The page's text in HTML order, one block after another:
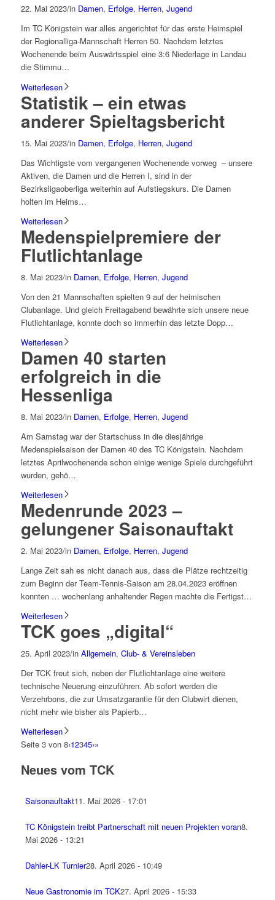
22. Mai 2023/in Damen, Erfolge, Herren, Jugend
Im TC Königstein war alles angerichtet für das erste Heimspiel
der Regionalliga-Mannschaft Herren 50. Nachdem letztes
Wochenende beim Auswärtsspiel eine 3:6 Niederlage in Landau
die Stimmu…
Weiterlesen
Statistik – ein etwas
anderer Spieltagsbericht
15. Mai 2023/in Damen, Erfolge, Herren, Jugend
Das Wichtigste vom vergangenen Wochenende vorweg – unsere
Aktiven, die Damen und die Herren I, sind in der
Bezirksligaoberliga weiterhin auf Aufstiegskurs. Die Damen
holten im Heims…
Weiterlesen
Medenspielpremiere der
Flutlichtanlage
8. Mai 2023/in Damen, Erfolge, Herren, Jugend
Von den 21 Mannschaften spielten 9 auf der heimischen
Clubanlage. Und gleich Freitagabend bewährte sich unsere neue
Flutlichtanlage, konnte doch so immerhin das letzte Dopp…
Weiterlesen
Damen 40 starten
erfolgreich in die
Hessenliga
8. Mai 2023/in Damen, Erfolge, Herren, Jugend
Am Samstag war der Startschuss in die diesjährige
Medenspielsaison der Damen 40 des TC Königstein. Nachdem
letztes Aprilwochenende schon einige wenige Spiele durchgeführt
wurden, gehö…
Weiterlesen
Medenrunde 2023 –
gelungener Saisonauftakt
2. Mai 2023/in Damen, Erfolge, Herren, Jugend
Lange Zeit sah es nicht danach aus, dass die Plätze rechtzeitig
zum Beginn der Team-Tennis-Saison am 28.04.2023 eröffnen
konnten … wochenlang anhaltender Regen machte die Fertigst…
Weiterlesen
TCK goes „digital“
25. April 2023/in Allgemein, Club- & Vereinsleben
Der TCK freut sich, neben der Flutlichtanlage eine weitere
technische Neuerung einzuführen. Ab sofort werden die
Verzehrbons, die zur Umsatzgarantie für den Clubwirt dienen,
nicht mehr wie bisher als Papierb…
Weiterlesen
Seite 3 von 8‹12345›»
Neues vom TCK
Saisonauftakt11. Mai 2026 - 17:01
TC Königstein treibt Partnerschaft mit neuen Projekten voran8.
Mai 2026 - 13:21
Dahler-LK Turnier28. April 2026 - 10:49
Neue Gastronomie im TCK27. April 2026 - 15:33